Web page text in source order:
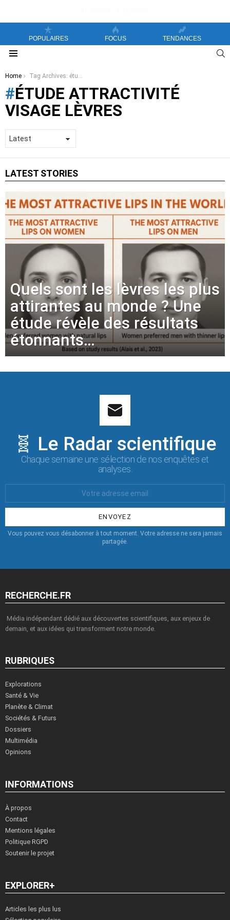
POPULAIRES FOCUS TENDANCES
You are here:
Home Tag Archives: étude attractivité visage lèvres
ÉTUDE ATTRACTIVITÉ
VISAGE LÈVRES
LATEST STORIES
Quels sont les lèvres les plus
attirantes au monde ? Une
étude révèle des résultats
étonnants…
🧬 Le Radar scientifique
Chaque semaine une sélection de nos enquêtes et
analyses.
:
Vous pouvez vous désabonner à tout moment. Votre adresse ne sera jamais
partagée.
RECHERCHE.FR
Média indépendant dédié aux découvertes scientifiques, aux enjeux de
demain, et aux idées qui transforment notre monde.
RUBRIQUES
Explorations
Santé & Vie
Planète & Climat
Sociétés & Futurs
Dossiers
Multimédia
Opinions
INFORMATIONS
À propos
Contact
Mentions légales
Politique RGPD
Soutenir le projet
EXPLORER+
Articles les plus lus